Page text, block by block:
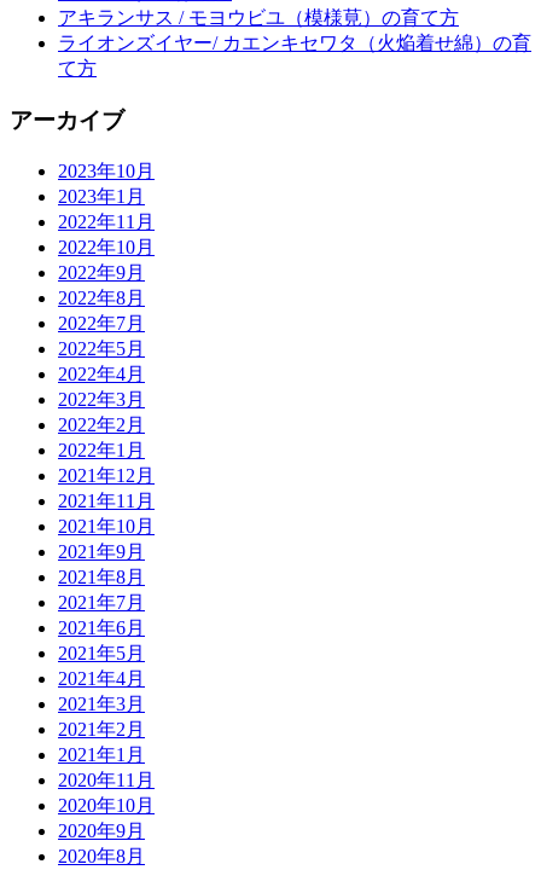
アキランサス / モヨウビユ（模様莧）の育て方
ライオンズイヤー/ カエンキセワタ（火焔着せ綿）の育
て方
アーカイブ
2023年10月
2023年1月
2022年11月
2022年10月
2022年9月
2022年8月
2022年7月
2022年5月
2022年4月
2022年3月
2022年2月
2022年1月
2021年12月
2021年11月
2021年10月
2021年9月
2021年8月
2021年7月
2021年6月
2021年5月
2021年4月
2021年3月
2021年2月
2021年1月
2020年11月
2020年10月
2020年9月
2020年8月